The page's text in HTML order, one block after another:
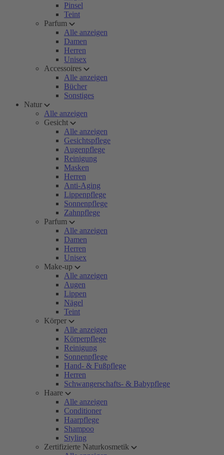
Pinsel
Teint
Parfum
Alle anzeigen
Damen
Herren
Unisex
Accessoires
Alle anzeigen
Bücher
Sonstiges
Natur
Alle anzeigen
Gesicht
Alle anzeigen
Gesichtspflege
Augenpflege
Reinigung
Masken
Herren
Anti-Aging
Lippenpflege
Sonnenpflege
Zahnpflege
Parfum
Alle anzeigen
Damen
Herren
Unisex
Make-up
Alle anzeigen
Augen
Lippen
Nägel
Teint
Körper
Alle anzeigen
Körperpflege
Reinigung
Sonnenpflege
Hand- & Fußpflege
Herren
Schwangerschafts- & Babypflege
Haare
Alle anzeigen
Conditioner
Haarpflege
Shampoo
Styling
Zertifizierte Naturkosmetik